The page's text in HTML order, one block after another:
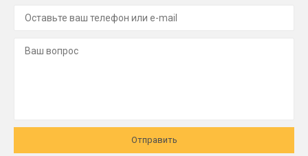
Отправить